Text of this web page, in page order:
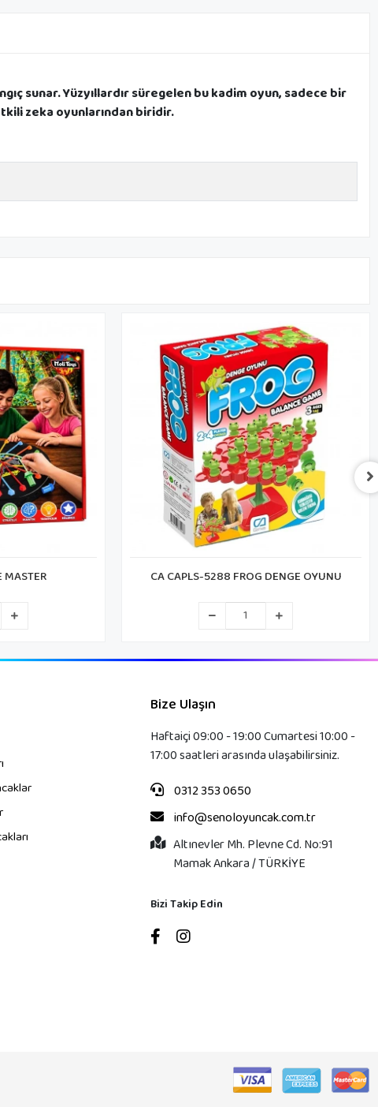
sunar. Yüzyıllardır süregelen bu kadim oyun, sadece bir
zeka oyunlarından biridir.
OYUNU REDKA RD5884 KELİMELERLE İNGİLİZCE
Bize Ulaşın
Haftaiçi 09:00 - 19:00 Cumartesi 10:00 -
17:00 saatleri arasında ulaşabilirsiniz.
0312 353 0650
info@senoloyuncak.com.tr
Altınevler Mh. Plevne Cd. No:91
Mamak Ankara / TÜRKİYE
Bizi Takip Edin